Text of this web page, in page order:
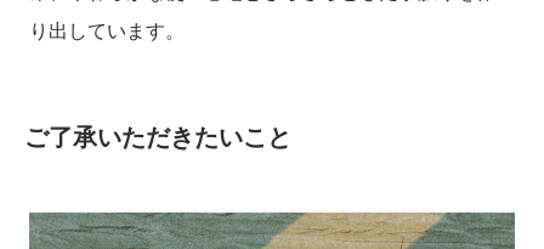
り出しています。
ご了承いただきたいこと